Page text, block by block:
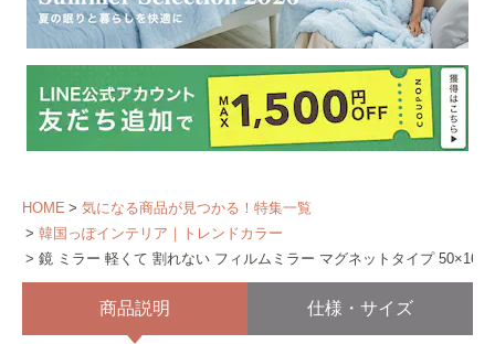
HOME
気になる商品が見つかる！特集一覧
韓国っぽインテリア｜トレンドカラー
鏡 ミラー 軽くて 割れない フィルムミラー マグネットタイプ 50×160
商品説明 仕様・サイズ